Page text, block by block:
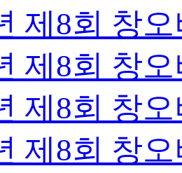
제8회 창
제8회 창
제8회 창
제8회 창